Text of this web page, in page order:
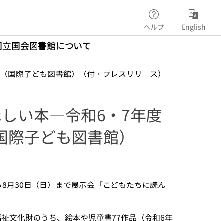
ヘルプ English
立国会図書館について
際子ども図書館）（付・プレスリリース）
い本―令和6・7年度
子ども図書館）
月30日（日）まで展示会「こどもたちに読ん
文化財のうち、絵本や児童書77作品（令和6年